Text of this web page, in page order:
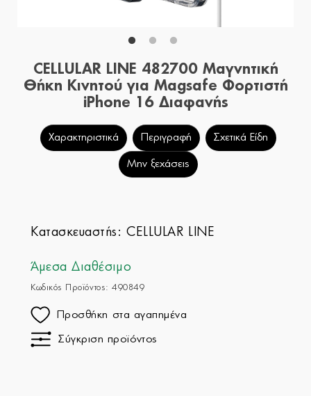
CELLULAR LINE 482700 Μαγνητική
Θήκη Κινητού για Magsafe Φορτιστή
iPhone 16 Διαφανής
Χαρακτηριστικά Περιγραφή Σχετικά Είδη
Μην ξεχάσεις
Κατασκευαστής:CELLULAR LINE
Άμεσα Διαθέσιμο
Κωδικός Προϊόντος: 490849
Προσθήκη στα αγαπημένα
Σύγκριση προϊόντος